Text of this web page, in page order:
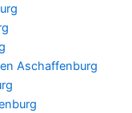
Aschaffenburg